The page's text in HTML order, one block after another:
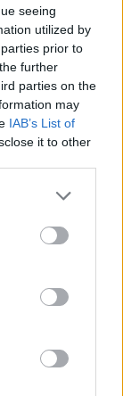
seeing
utilized by
prior to
further
parties on the
may
IAB’s List of
it to other
more Google
may click to
tags to
below Google
ahol a
kerül a
minden köve